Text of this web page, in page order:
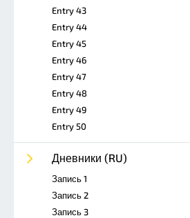
Entry 43
Entry 44
Entry 45
Entry 46
Entry 47
Entry 48
Entry 49
Entry 50
Дневники (RU)
Запись 1
Запись 2
Запись 3